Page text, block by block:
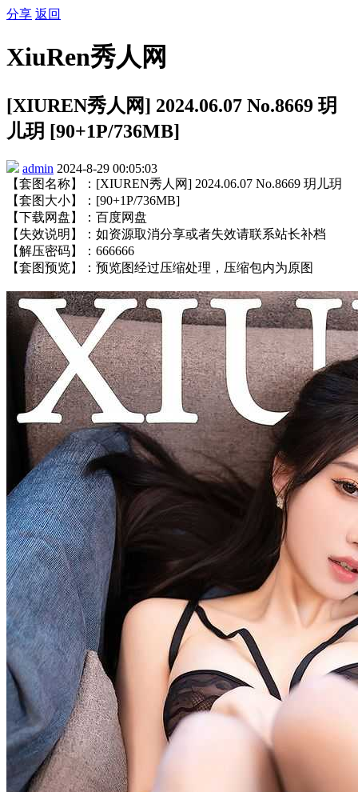
分享 返回
XiuRen秀人网
[XIUREN秀人网] 2024.06.07 No.8669 玥
儿玥 [90+1P/736MB]
admin 2024-8-29 00:05:03
【套图名称】：[XIUREN秀人网] 2024.06.07 No.8669 玥儿玥
【套图大小】：[90+1P/736MB]
【下载网盘】：百度网盘
【失效说明】：如资源取消分享或者失效请联系站长补档
【解压密码】：666666
【套图预览】：预览图经过压缩处理，压缩包内为原图